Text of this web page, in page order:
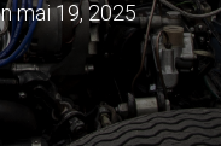
mai 19, 2025